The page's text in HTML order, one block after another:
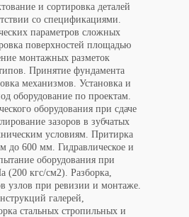
и сортировка деталей
со спецификациями.
параметров сложных
поверхностей площадью
монтажных разметок
Принятие фундамента
механизмов. Установка и
оборудование по проектам.
оборудования при сдаче
зазоров в зубчатых
условиям. Притирка
до 600 мм. Гидравлическое и
оборудования при
(200 кгс/см2). Разборка,
узлов при ревизии и монтаже.
галерей,
стальных стропильных и